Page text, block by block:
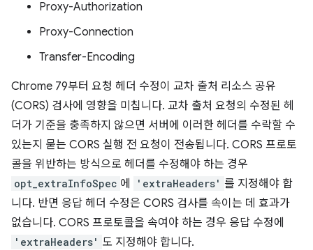
Proxy-Authorization
Proxy-Connection
Transfer-Encoding
Chrome 79부터 요청 헤더 수정이 교차 출처 리소스 공유
(CORS) 검사에 영향을 미칩니다. 교차 출처 요청의 수정된 헤
더가 기준을 충족하지 않으면 서버에 이러한 헤더를 수락할 수
있는지 묻는 CORS 실행 전 요청이 전송됩니다. CORS 프로토
콜을 위반하는 방식으로 헤더를 수정해야 하는 경우
opt_extraInfoSpec 에 'extraHeaders' 를 지정해야 합
니다. 반면 응답 헤더 수정은 CORS 검사를 속이는 데 효과가
없습니다. CORS 프로토콜을 속여야 하는 경우 응답 수정에
'extraHeaders' 도 지정해야 합니다.